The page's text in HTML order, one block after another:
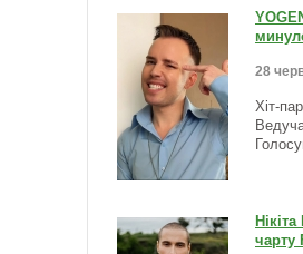
28
Хіт-
чарту